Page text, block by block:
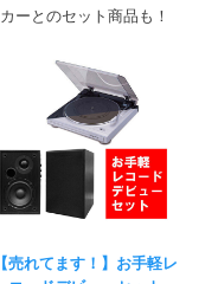
ーとのセット商品も！
【売れてます！】お手軽レ